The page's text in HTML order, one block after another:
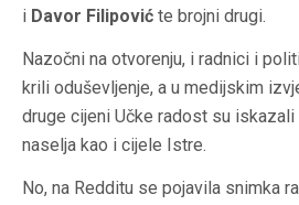
i Davor Filipović te brojni drugi.
Nazočni na otvorenju, i radnici i
krili oduševljenje, a u medijskim
druge cijeni Učke radost su
naselja kao i cijele Istre.
No, na Redditu se pojavila snimka